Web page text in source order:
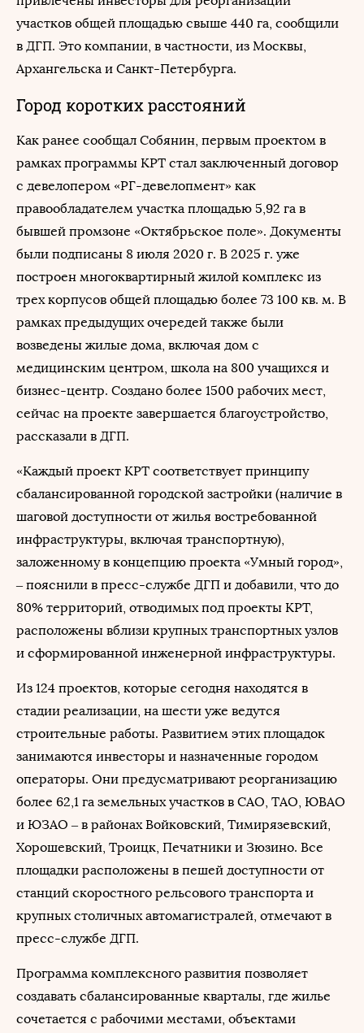
участков общей площадью свыше 440 га, сообщили
в ДГП. Это компании, в частности, из Москвы,
Архангельска и Санкт-Петербурга.
Город коротких расстояний
Как ранее сообщал Собянин, первым проектом в
рамках программы КРТ стал заключенный договор
с девелопером «РГ-девелопмент» как
правообладателем участка площадью 5,92 га в
бывшей промзоне «Октябрьское поле». Документы
были подписаны 8 июля 2020 г. В 2025 г. уже
построен многоквартирный жилой комплекс из
трех корпусов общей площадью более 73 100 кв. м. В
рамках предыдущих очередей также были
возведены жилые дома, включая дом с
медицинским центром, школа на 800 учащихся и
бизнес-центр. Создано более 1500 рабочих мест,
сейчас на проекте завершается благоустройство,
рассказали в ДГП.
«Каждый проект КРТ соответствует принципу
сбалансированной городской застройки (наличие в
шаговой доступности от жилья востребованной
инфраструктуры, включая транспортную),
заложенному в концепцию проекта «Умный город»,
– пояснили в пресс-службе ДГП и добавили, что до
80% территорий, отводимых под проекты КРТ,
расположены вблизи крупных транспортных узлов
и сформированной инженерной инфраструктуры.
Из 124 проектов, которые сегодня находятся в
стадии реализации, на шести уже ведутся
строительные работы. Развитием этих площадок
занимаются инвесторы и назначенные городом
операторы. Они предусматривают реорганизацию
более 62,1 га земельных участков в САО, ТАО, ЮВАО
и ЮЗАО – в районах Войковский, Тимирязевский,
Хорошевский, Троицк, Печатники и Зюзино. Все
площадки расположены в пешей доступности от
станций скоростного рельсового транспорта и
крупных столичных автомагистралей, отмечают в
пресс-службе ДГП.
Программа комплексного развития позволяет
создавать сбалансированные кварталы, где жилье
сочетается с рабочими местами, объектами